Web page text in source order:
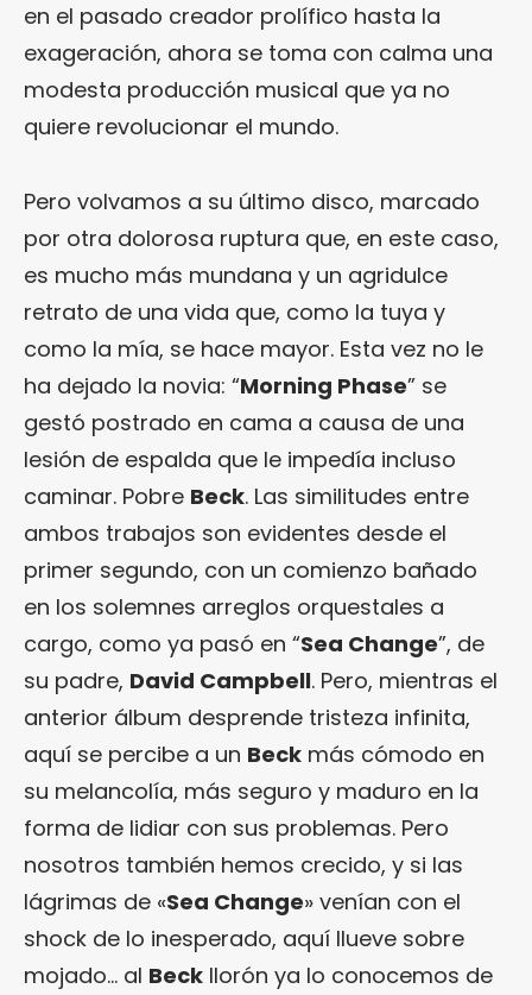
en el pasado creador prolífico hasta la
exageración, ahora se toma con calma una
modesta producción musical que ya no
quiere revolucionar el mundo.
Pero volvamos a su último disco, marcado
por otra dolorosa ruptura que, en este caso,
es mucho más mundana y un agridulce
retrato de una vida que, como la tuya y
como la mía, se hace mayor. Esta vez no le
ha dejado la novia: “Morning Phase” se
gestó postrado en cama a causa de una
lesión de espalda que le impedía incluso
caminar. Pobre Beck. Las similitudes entre
ambos trabajos son evidentes desde el
primer segundo, con un comienzo bañado
en los solemnes arreglos orquestales a
cargo, como ya pasó en “Sea Change”, de
su padre, David Campbell. Pero, mientras el
anterior álbum desprende tristeza infinita,
aquí se percibe a un Beck más cómodo en
su melancolía, más seguro y maduro en la
forma de lidiar con sus problemas. Pero
nosotros también hemos crecido, y si las
lágrimas de «Sea Change» venían con el
shock de lo inesperado, aquí llueve sobre
mojado… al Beck llorón ya lo conocemos de